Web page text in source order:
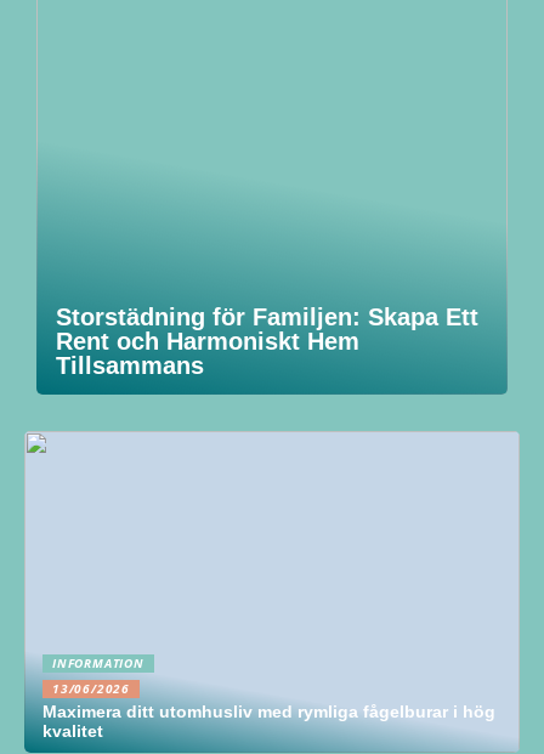
Storstädning för Familjen: Skapa Ett
Rent och Harmoniskt Hem
Tillsammans
INFORMATION
13/06/2026
Maximera ditt utomhusliv med rymliga fågelburar i hög
kvalitet